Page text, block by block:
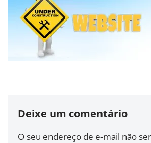
Deixe um comentário
O seu endereço de e-mail não